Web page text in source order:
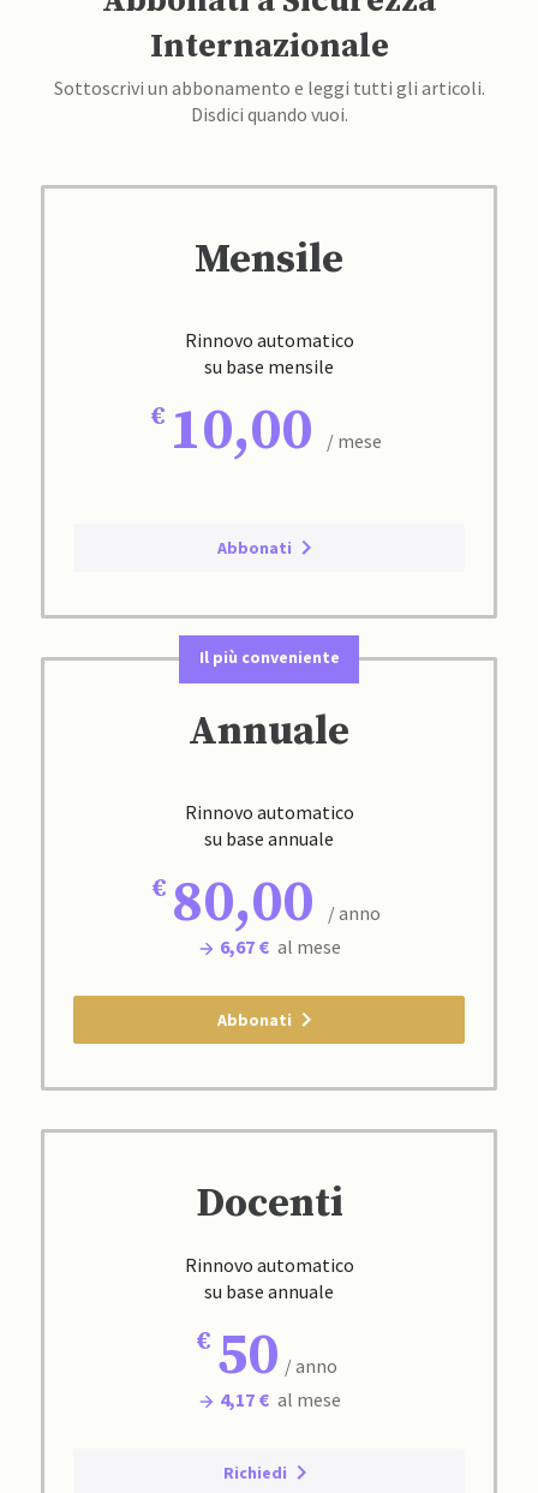
Internazionale
Sottoscrivi un abbonamento e leggi tutti gli articoli.
Disdici quando vuoi.
Mensile
Rinnovo automatico
su base mensile
10,00 / mese
Abbonati
Il più conveniente
Annuale
Rinnovo automatico
su base annuale
80,00
/ anno
6,67 € al mese
Abbonati
Docenti
Rinnovo automatico
su base annuale
50 / anno
4,17 € al mese
Richiedi